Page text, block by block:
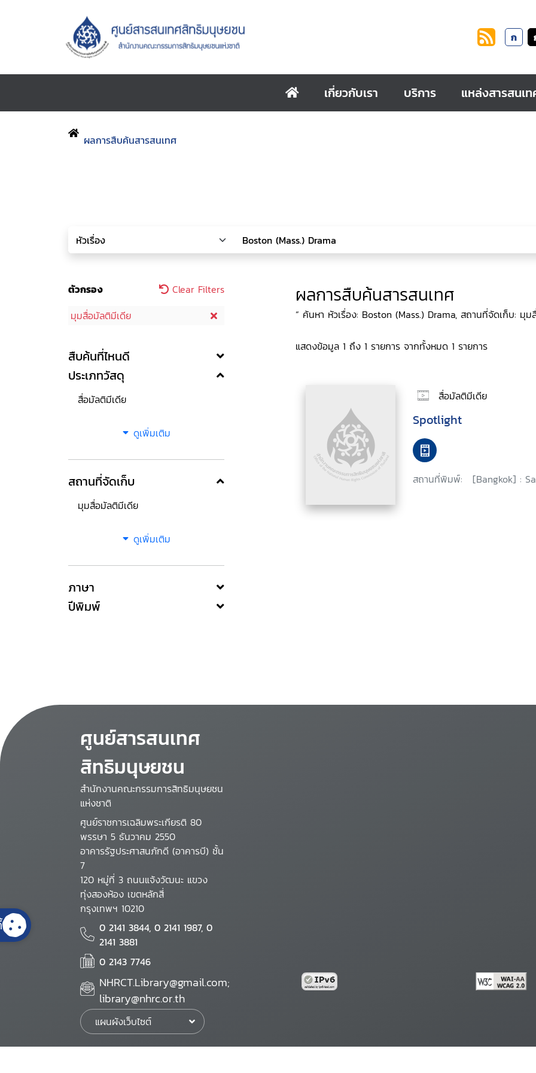
ก
เกี่ยวกับเรา บริการ แหล่งสารสนเ
ผลการสืบค้นสารสนเทศ
ตัวกรอง
Clear Filters
มุมสื่อมัลติมีเดีย
สืบค้นที่ไหนดี
ประเภทวัสดุ
สื่อมัลติมีเดีย
ดูเพิ่มเติม
สถานที่จัดเก็บ
มุมสื่อมัลติมีเดีย
ดูเพิ่มเติม
ภาษา
ปีพิมพ์
ผลการสืบค้นสารสนเทศ
“ ค้นหา หัวเรื่อง: Boston (Mass.) Drama, สถานที่จัดเก็บ: มุม
แสดงข้อมูล 1 ถึง 1 รายการ จากทั้งหมด 1 รายการ
สื่อมัลติมีเดีย
Spotlight
สถานที่พิมพ์: [Bangkok] :
ศูนย์สารสนเทศ
สิทธิมนุษยชน
สำนักงานคณะกรรมการสิทธิมนุษยชน
แห่งชาติ
ศูนย์ราชการเฉลิมพระเกียรติ 80
พรรษา 5 ธันวาคม 2550
อาคารรัฐประศาสนภักดี (อาคารบี) ชั้น
7
120 หมู่ที่ 3 ถนนแจ้งวัฒนะ แขวง
ทุ่งสองห้อง เขตหลักสี่
กรุงเทพฯ 10210
0 2141 3844, 0 2141 1987, 0
2141 3881
0 2143 7746
NHRCT.Library@gmail.com;
library@nhrc.or.th
แผนผังเว็บไซต์